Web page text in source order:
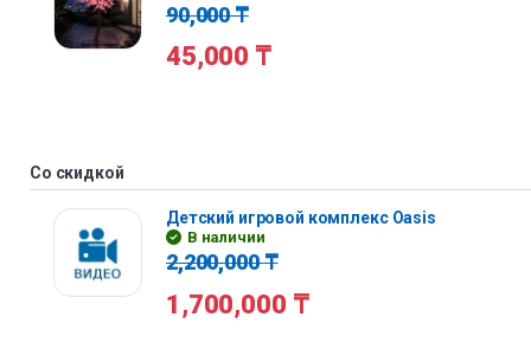
90,000₸
45,000 ₸
Со скидкой
Детский игровой комплекс Oasis
В наличии
2,200,000₸
1,700,000 ₸